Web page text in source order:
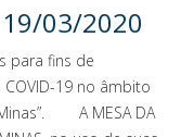
19/03/2020
para fins de
19 no âmbito
A MESA DA